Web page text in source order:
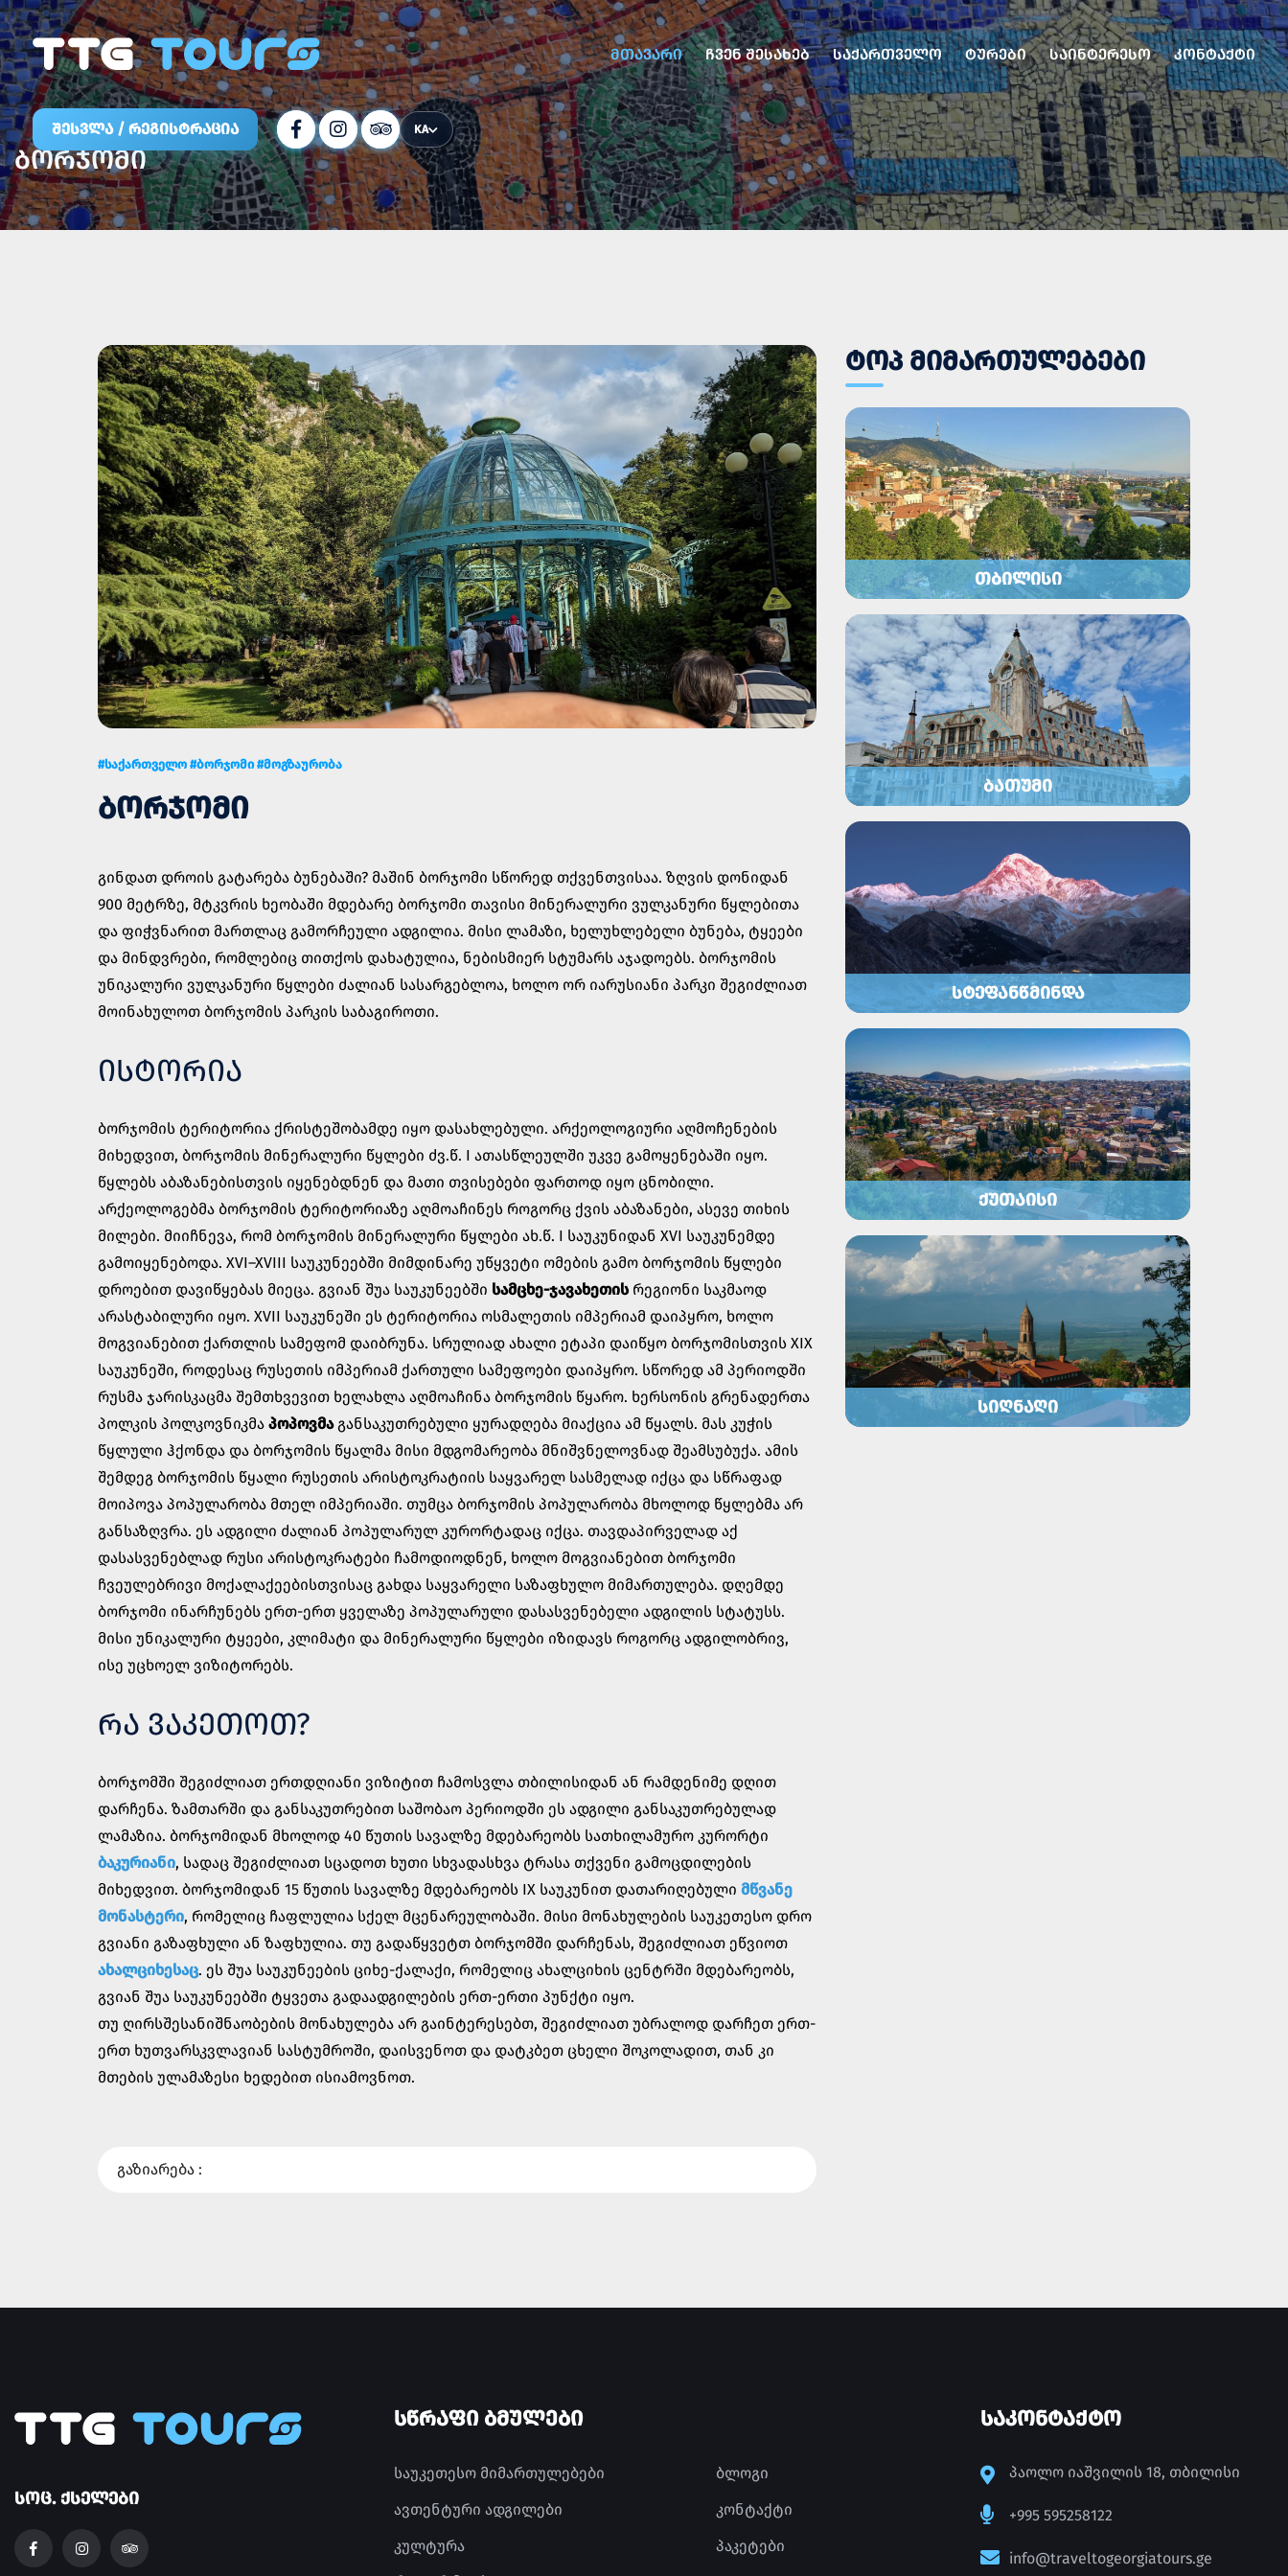
ᲛᲗᲐᲕᲐᲠᲘ ᲩᲕᲔᲜ ᲨᲔᲡᲐᲮᲔᲑ ᲡᲐᲥᲐᲠᲗᲕᲔᲚᲝ ᲢᲣᲠᲔᲑᲘ ᲡᲐᲘᲜᲢᲔᲠᲔᲡᲝ ᲙᲝᲜᲢᲐᲥᲢᲘ
ᲨᲔᲡᲕᲚᲐ / ᲠᲔᲒᲘᲡᲢᲠᲐᲪᲘᲐ KA
ᲑᲝᲠᲯᲝᲛᲘ
#საქართველო #ბორჯომი #მოგზაურობა
ᲑᲝᲠᲯᲝᲛᲘ
გინდათ დროის გატარება ბუნებაში? მაშინ ბორჯომი სწორედ თქვენთვისაა. ზღვის დონიდან
900 მეტრზე, მტკვრის ხეობაში მდებარე ბორჯომი თავისი მინერალური ვულკანური წყლებითა
და ფიჭვნარით მართლაც გამორჩეული ადგილია. მისი ლამაზი, ხელუხლებელი ბუნება, ტყეები
და მინდვრები, რომლებიც თითქოს დახატულია, ნებისმიერ სტუმარს აჯადოებს. ბორჯომის
უნიკალური ვულკანური წყლები ძალიან სასარგებლოა, ხოლო ორ იარუსიანი პარკი შეგიძლიათ
მოინახულოთ ბორჯომის პარკის საბაგიროთი.
ᲘᲡᲢᲝᲠᲘᲐ
ბორჯომის ტერიტორია ქრისტეშობამდე იყო დასახლებული. არქეოლოგიური აღმოჩენების
მიხედვით, ბორჯომის მინერალური წყლები ძვ.წ. I ათასწლეულში უკვე გამოყენებაში იყო.
წყლებს აბაზანებისთვის იყენებდნენ და მათი თვისებები ფართოდ იყო ცნობილი.
არქეოლოგებმა ბორჯომის ტერიტორიაზე აღმოაჩინეს როგორც ქვის აბაზანები, ასევე თიხის
მილები. მიიჩნევა, რომ ბორჯომის მინერალური წყლები ახ.წ. I საუკუნიდან XVI საუკუნემდე
გამოიყენებოდა. XVI–XVIII საუკუნეებში მიმდინარე უწყვეტი ომების გამო ბორჯომის წყლები
დროებით დავიწყებას მიეცა. გვიან შუა საუკუნეებში სამცხე-ჯავახეთის რეგიონი საკმაოდ
არასტაბილური იყო. XVII საუკუნეში ეს ტერიტორია ოსმალეთის იმპერიამ დაიპყრო, ხოლო
მოგვიანებით ქართლის სამეფომ დაიბრუნა. სრულიად ახალი ეტაპი დაიწყო ბორჯომისთვის XIX
საუკუნეში, როდესაც რუსეთის იმპერიამ ქართული სამეფოები დაიპყრო. სწორედ ამ პერიოდში
რუსმა ჯარისკაცმა შემთხვევით ხელახლა აღმოაჩინა ბორჯომის წყარო. ხერსონის გრენადერთა
პოლკის პოლკოვნიკმა პოპოვმაგანსაკუთრებული ყურადღება მიაქცია ამ წყალს. მას კუჭის
წყლული ჰქონდა და ბორჯომის წყალმა მისი მდგომარეობა მნიშვნელოვნად შეამსუბუქა. ამის
შემდეგ ბორჯომის წყალი რუსეთის არისტოკრატიის საყვარელ სასმელად იქცა და სწრაფად
მოიპოვა პოპულარობა მთელ იმპერიაში. თუმცა ბორჯომის პოპულარობა მხოლოდ წყლებმა არ
განსაზღვრა. ეს ადგილი ძალიან პოპულარულ კურორტადაც იქცა. თავდაპირველად აქ
დასასვენებლად რუსი არისტოკრატები ჩამოდიოდნენ, ხოლო მოგვიანებით ბორჯომი
ჩვეულებრივი მოქალაქეებისთვისაც გახდა საყვარელი საზაფხულო მიმართულება. დღემდე
ბორჯომი ინარჩუნებს ერთ-ერთ ყველაზე პოპულარული დასასვენებელი ადგილის სტატუსს.
მისი უნიკალური ტყეები, კლიმატი და მინერალური წყლები იზიდავს როგორც ადგილობრივ,
ისე უცხოელ ვიზიტორებს.
ᲠᲐ ᲕᲐᲙᲔᲗᲝᲗ?
ბორჯომში შეგიძლიათ ერთდღიანი ვიზიტით ჩამოსვლა თბილისიდან ან რამდენიმე დღით
დარჩენა. ზამთარში და განსაკუთრებით საშობაო პერიოდში ეს ადგილი განსაკუთრებულად
ლამაზია. ბორჯომიდან მხოლოდ 40 წუთის სავალზე მდებარეობს სათხილამურო კურორტი
ბაკურიანი, სადაც შეგიძლიათ სცადოთ ხუთი სხვადასხვა ტრასა თქვენი გამოცდილების
მიხედვით. ბორჯომიდან 15 წუთის სავალზე მდებარეობს IX საუკუნით დათარიღებული მწვანე
მონასტერი, რომელიც ჩაფლულია სქელ მცენარეულობაში. მისი მონახულების საუკეთესო დრო
გვიანი გაზაფხული ან ზაფხულია. თუ გადაწყვეტთ ბორჯომში დარჩენას, შეგიძლიათ ეწვიოთ
ახალციხესაც. ეს შუა საუკუნეების ციხე-ქალაქი, რომელიც ახალციხის ცენტრში მდებარეობს,
გვიან შუა საუკუნეებში ტყვეთა გადაადგილების ერთ-ერთი პუნქტი იყო.
თუ ღირსშესანიშნაობების მონახულება არ გაინტერესებთ, შეგიძლიათ უბრალოდ დარჩეთ ერთ-
ერთ ხუთვარსკვლავიან სასტუმროში, დაისვენოთ და დატკბეთ ცხელი შოკოლადით, თან კი
მთების ულამაზესი ხედებით ისიამოვნოთ.
გაზიარება :
ᲢᲝᲞ ᲛᲘᲛᲐᲠᲗᲣᲚᲔᲑᲔᲑᲘ
ᲗᲑᲘᲚᲘᲡᲘ
ᲑᲐᲗᲣᲛᲘ
ᲡᲢᲔᲤᲐᲜᲬᲛᲘᲜᲓᲐ
ᲥᲣᲗᲐᲘᲡᲘ
ᲡᲘᲦᲜᲐᲦᲘ
ᲡᲝᲪ. ᲥᲡᲔᲚᲔᲑᲘ
ᲡᲬᲠᲐᲤᲘ ᲑᲛᲣᲚᲔᲑᲘ
საუკეთესო მიმართულებები
ავთენტური ადგილები
კულტურა
ბლოგი
კონტაქტი
პაკეტები
ᲡᲐᲙᲝᲜᲢᲐᲥᲢᲝ
პაოლო იაშვილის 18, თბილისი
+995 595258122
info@traveltogeorgiatours.ge